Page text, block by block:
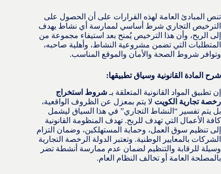
تنص المبادئ العامة لهذه القرارات على أن الحصول على
الترخيص التجاري شرط أساسي لممارسة أي نشاط يهدف
إلى الربح، وأن هذا الترخيص يُمنح بعد استيفاء مجموعة من
المتطلبات التي تضمن مشروعية النشاط، وأهلية صاحبه،
وتوافر شروط الصحة والأمان والموقع المناسب.
شرح المادة القانونية وسياق تطبيقها:
إن تطبيق المواد القانونية المتعلقة بـ شروط استخراج
رخصة تجارية الكويت لا يتم بمعزل عن الظروف الواقعية،
بل يتم تفسير “النشاط التجاري” في هذا السياق ليشمل
كافة الأعمال التي تهدف للربح. تهدف المنظومة القانونية
إلى تنظيم سوق العمل، وحماية المستهلكين، وضمان التزام
الشركات بالمعايير الوطنية. وتعتبر الدولة الرخصة التجارية
وسيلة للرقابة والتنظيم لضمان عدم ممارسة أنشطة تضر
بالمصلحة العامة أو تخالف النظام العام.